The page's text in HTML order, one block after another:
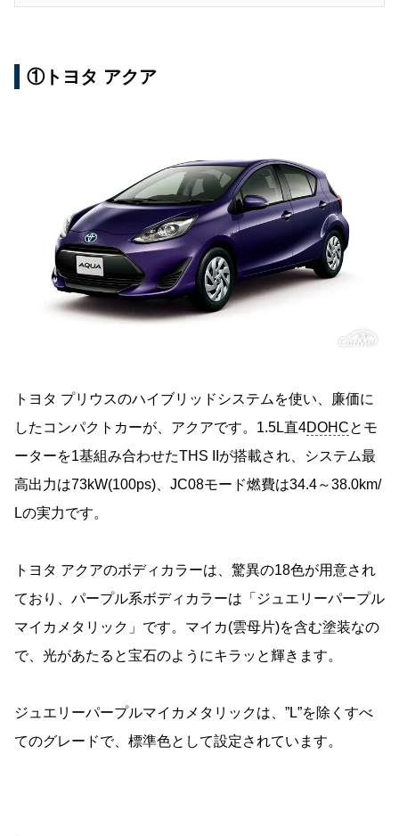
①トヨタ アクア
トヨタ プリウスのハイブリッドシステムを使い、廉価に
したコンパクトカーが、アクアです。1.5L直4DOHCとモ
ーターを1基組み合わせたTHS IIが搭載され、システム最
高出力は73kW(100ps)、JC08モード燃費は34.4～38.0km/
Lの実力です。
トヨタ アクアのボディカラーは、驚異の18色が用意され
ており、パープル系ボディカラーは「ジュエリーパープル
マイカメタリック」です。マイカ(雲母片)を含む塗装なの
で、光があたると宝石のようにキラッと輝きます。
ジュエリーパープルマイカメタリックは、”L”を除くすべ
てのグレードで、標準色として設定されています。